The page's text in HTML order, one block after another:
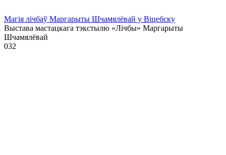
Магія лічбаў Маргарыты Шчамялёвай у Віцебску
Выстава мастацкага тэкстылю «Лічбы» Маргарыты
Шчамялёвай
032